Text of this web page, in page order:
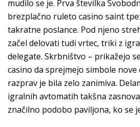
mudilo se je. Prva številka
brezplačno ruleto casino saint
takratne poslance. Pod njeno
začel delovati tudi vrtec, triki z
delegate. Skrbništvo – prikažejo
casino da sprejmejo simbole nove
razprav je bila zelo zanimiva.
igralnih avtomatih takšna
značilno podobo paviljona, ko se